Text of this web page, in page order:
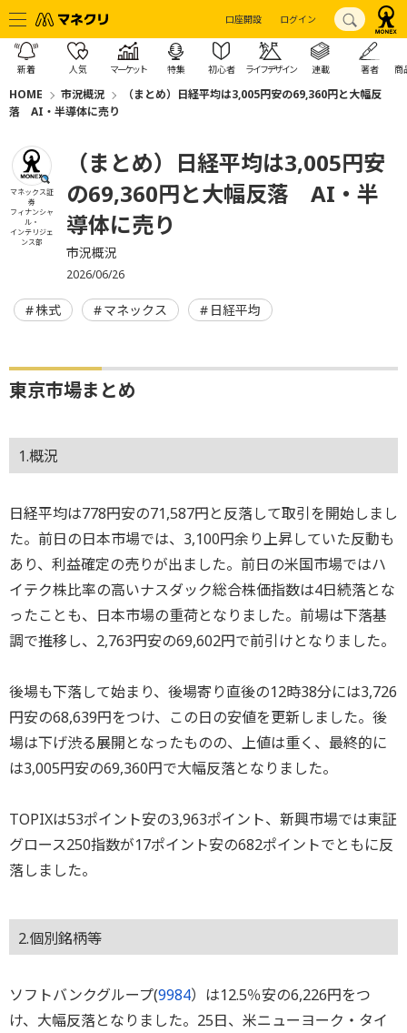
口座開設 ログイン
新着 人気 マーケット 特集 初心者 ライフデザイン 連載 著者 商
HOME 市況概況
（まとめ）日経平均は3,005円安の69,360円と大幅反
落 AI・半導体に売り
マネックス証
券
フィナンシャ
ル・
インテリジェ
ンス部
（まとめ）日経平均は3,005円安
の69,360円と大幅反落 AI・半
導体に売り
市況概況
2026/06/26
株式 マネックス 日経平均
東京市場まとめ
1.概況
日経平均は778円安の71,587円と反落して取引を開始しまし
た。前日の日本市場では、3,100円余り上昇していた反動も
あり、利益確定の売りが出ました。前日の米国市場ではハ
イテク株比率の高いナスダック総合株価指数は4日続落とな
ったことも、日本市場の重荷となりました。前場は下落基
調で推移し、2,763円安の69,602円で前引けとなりました。
後場も下落して始まり、後場寄り直後の12時38分には3,726
円安の68,639円をつけ、この日の安値を更新しました。後
場は下げ渋る展開となったものの、上値は重く、最終的に
は3,005円安の69,360円で大幅反落となりました。
TOPIXは53ポイント安の3,963ポイント、新興市場では東証
グロース250指数が17ポイント安の682ポイントでともに反
落しました。
2.個別銘柄等
ソフトバンクグループ(9984）は12.5％安の6,226円をつ
け、大幅反落となりました。25日、米ニューヨーク・タイ